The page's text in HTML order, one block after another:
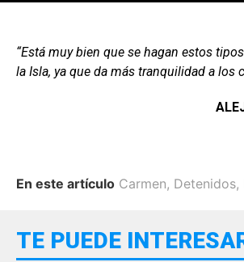
“Está muy bien que se hagan estos
la Isla, ya que da más tranquilidad a los
En este artículo Carmen, Detenidos,
TE PUEDE